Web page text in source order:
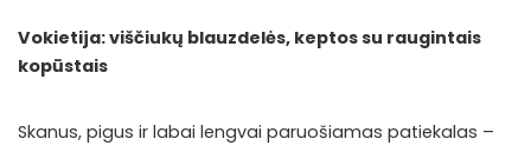
Vokietija: viščiukų blauzdelės, keptos su raugintais
kopūstais
Skanus, pigus ir labai lengvai paruošiamas patiekalas –